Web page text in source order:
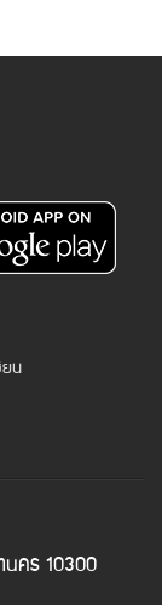
ยน
นคร 10300